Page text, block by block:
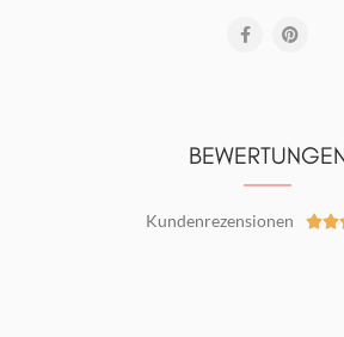
Kundenrezensionen 